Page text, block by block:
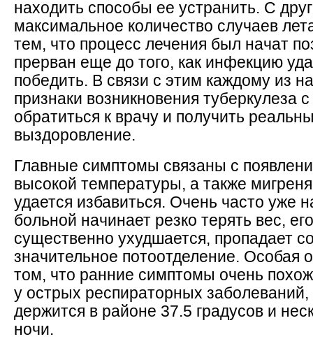
находить способы ее устранить. С
максимальное количество случаев
тем, что процесс лечения был начат
прерван еще до того, как инфекцию
победить. В связи с этим каждому из
признаки возникновения туберкулеза
обратиться к врачу и получить
выздоровление.
Главные симптомы связаны с
высокой температуры, а также
удается избавиться. Очень часто уже
больной начинает резко терять вес,
существенно ухудшается, пропадает
значительное потоотделение. Особая
том, что ранние симптомы очень
у острых респираторных
держится в районе 37.5 градусов и
ночи.